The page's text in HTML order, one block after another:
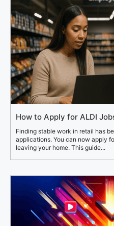
How to Apply for ALDI
Finding stable work in retail has
applications. You can now apply
leaving your home. This guide...